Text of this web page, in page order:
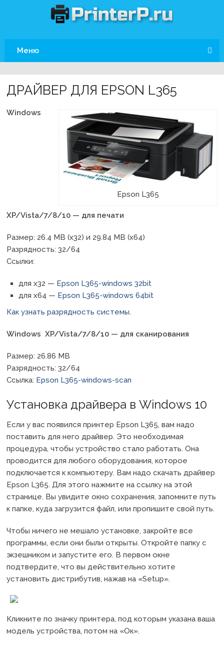
Меню
ДРАЙВЕР ДЛЯ EPSON L365
Epson L365
Windows
XP/Vista/7/8/10 — для печати
Размер: 26.4 MB (x32) и 29.84 MB (x64)
Разрядность: 32/64
Ссылки:
для x32 — Epson L365-windows 32bit
для x64 — Epson L365-windows 64bit
Как узнать разрядность системы.
Windows XP/Vista/7/8/10 — для сканирования
Размер: 26.86 MB
Разрядность: 32/64
Ссылка: Epson L365-windows-scan
Установка драйвера в Windows 10
Если у вас появился принтер Epson L365, вам надо
поставить для него драйвер. Это необходимая
процедура, чтобы устройство стало работать. Она
проводится для любого оборудования, которое
подключается к компьютеру. Вам надо скачать драйвер
Epson L365. Для этого нажмите на ссылку на этой
странице. Вы увидите окно сохранения, запомните путь
к папке, куда загрузится файл, или пропишите свой путь.
Чтобы ничего не мешало установке, закройте все
программы, если они были открыты. Откройте папку с
экзешником и запустите его. В первом окне
подтвердите, что вы действительно хотите
установить дистрибутив, нажав на «Setup».
Кликните по значку принтера, под которым указана ваша
модель устройства, потом на «Ок».